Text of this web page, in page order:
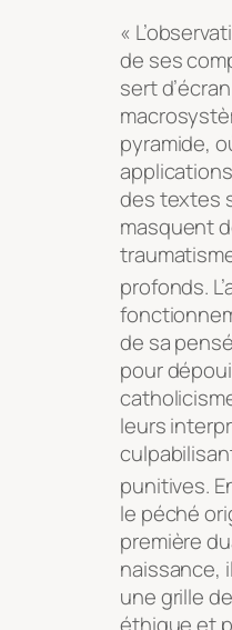
«
de ses
sert
pyramide,
des textes
masquent
profonds.
de sa
pour
leurs
punitives.
le péché
première
naissance,
une grille